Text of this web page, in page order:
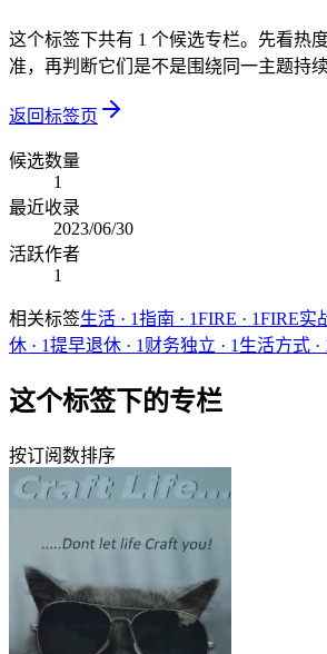
这个标签下共有 1 个候选专栏。先看热
准，再判断它们是不是围绕同一主题持续
返回标签页
候选数量
1
最近收录
2023/06/30
活跃作者
1
相关标签生活 · 1指南 · 1FIRE · 1FIRE实
休 · 1提早退休 · 1 财务独立 · 1 生活方式 ·
这个标签下的专栏
按订阅数排序